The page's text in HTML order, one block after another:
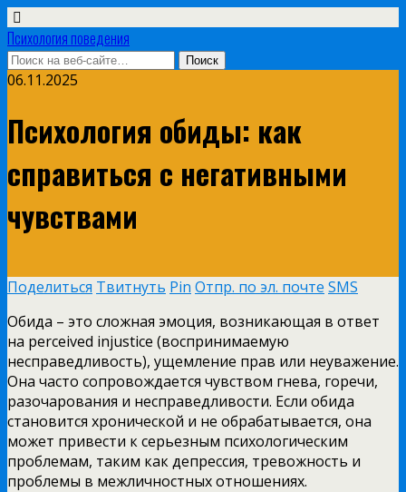
Психология поведения
06.11.2025
Психология обиды: как
справиться с негативными
чувствами
Поделиться Твитнуть Pin Отпр. по эл. почте SMS
Обида – это сложная эмоция, возникающая в ответ
на perceived injustice (воспринимаемую
несправедливость), ущемление прав или неуважение.
Она часто сопровождается чувством гневa, горечи,
разочарования и несправедливости. Если обида
становится хронической и не обрабатывается, она
может привести к серьезным психологическим
проблемам, таким как депрессия, тревожность и
проблемы в межличностных отношениях.